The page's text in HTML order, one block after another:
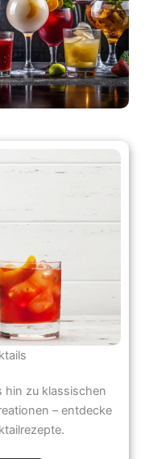
hin zu klassischen
– entdecke